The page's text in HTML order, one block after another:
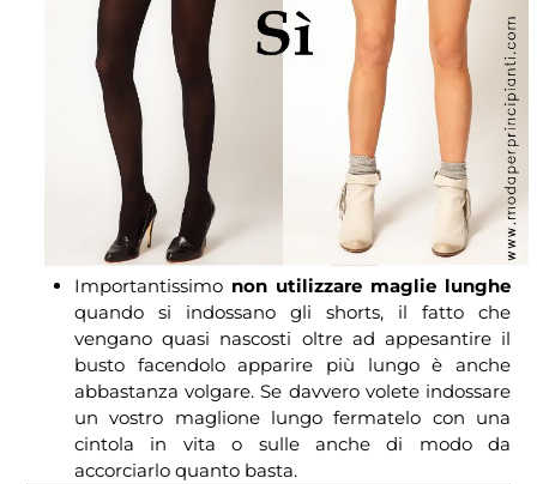
Importantissimo non utilizzare maglie lunghe
quando si indossano gli shorts, il fatto che
vengano quasi nascosti oltre ad appesantire il
busto facendolo apparire più lungo è anche
abbastanza volgare. Se davvero volete indossare
un vostro maglione lungo fermatelo con una
cintola in vita o sulle anche di modo da
accorciarlo quanto basta.